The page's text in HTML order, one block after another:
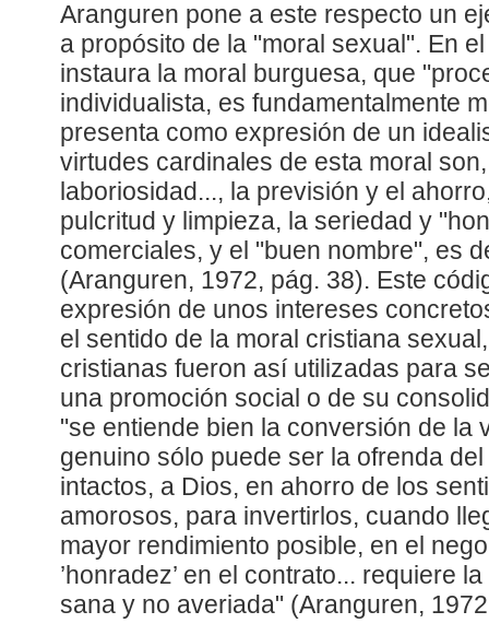
Aranguren pone a este respecto un
a propósito de la "moral sexual". En
instaura la moral burguesa, que
individualista, es fundamentalmente
presenta como expresión de un
virtudes cardinales de esta moral
laboriosidad..., la previsión y el
pulcritud y limpieza, la seriedad y
comerciales, y el "buen nombre", es
(Aranguren, 1972, pág. 38). Este
expresión de unos intereses
el sentido de la moral cristiana
cristianas fueron así utilizadas para
una promoción social o de su
"se entiende bien la conversión de la
genuino sólo puede ser la ofrenda
intactos, a Dios, en ahorro de los
amorosos, para invertirlos, cuando
mayor rendimiento posible, en el
’honradez’ en el contrato... requiere
sana y no averiada" (Aranguren,